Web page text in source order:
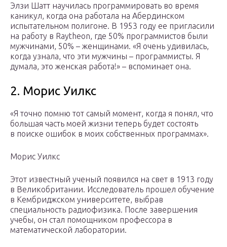
Элзи Шатт научилась программировать во время
каникул, когда она работала на Абердинском
испытательном полигоне. В 1953 году ее пригласили
на работу в Raytheon, где 50% программистов были
мужчинами, 50% – женщинами. «Я очень удивилась,
когда узнала, что эти мужчины – программисты. Я
думала, это женская работа!» – вспоминает она.
2. Морис Уилкс
«Я точно помню тот самый момент, когда я понял, что
большая часть моей жизни теперь будет состоять
в поиске ошибок в моих собственных программах».
Морис Уилкс
Этот известный ученый появился на свет в 1913 году
в Великобритании. Исследователь прошел обучение
в Кембриджском университете, выбрав
специальность радиофизика. После завершения
учебы, он стал помощником профессора в
математической лаборатории.